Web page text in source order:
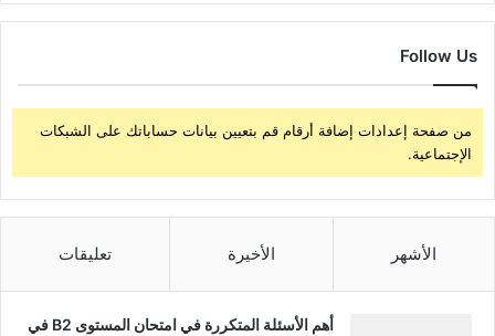
Follow Us
من صفحة إعدادات إضافة أرقام قم بتعيين بيانات حساباتك على الشبكات
الإجتماعية.
الأشهر الأخيرة تعليقات
أهم الأسئلة المتكررة في امتحان المستوى B2 في